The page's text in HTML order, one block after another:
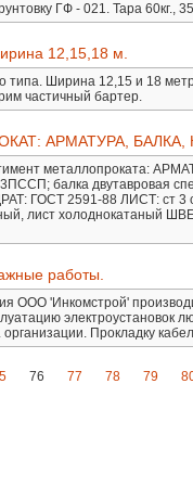
ГФ - 021. Тара 60кг.,
12,15,18 м.
типа. Ширина 12,15 и 18
частичный бартер.
АРМАТУРА,
металлопроката:
3ПССП; балка двутавровая
ГОСТ 2591-88 ЛИСТ: ст 3
лист холоднокатаный
работы.
ООО 'Инкомстрой'
Прокладку
76 77 78 79